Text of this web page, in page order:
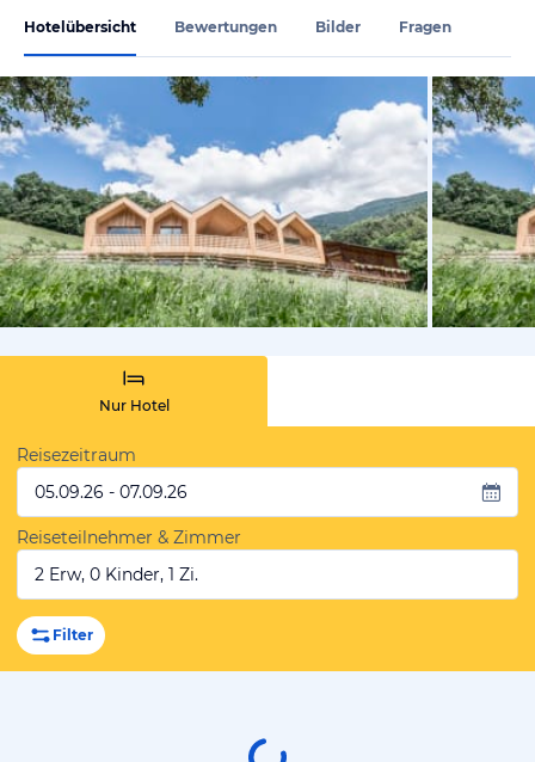
Hotelübersicht Bewertungen Bilder Fragen
vom
Nur Hotel
Reisezeitraum
05.09.26 - 07.09.26
Reiseteilnehmer & Zimmer
2 Erw, 0 Kinder, 1 Zi.
Filter